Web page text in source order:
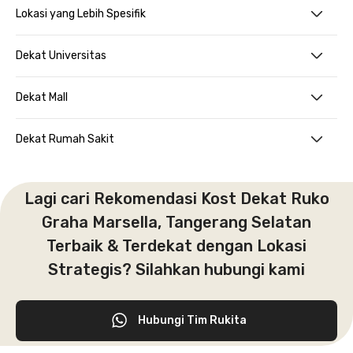
Lokasi yang Lebih Spesifik
Dekat Universitas
Dekat Mall
Dekat Rumah Sakit
Lagi cari Rekomendasi Kost Dekat Ruko
Graha Marsella, Tangerang Selatan
Terbaik & Terdekat dengan Lokasi
Strategis? Silahkan hubungi kami
Hubungi Tim Rukita